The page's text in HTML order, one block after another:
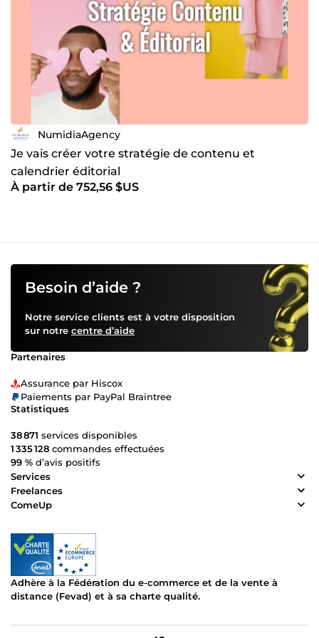
NumidiaAgency
Je vais créer votre stratégie de contenu et
calendrier éditorial
À partir de 752,56 $US
Besoin d’aide ?
Notre service clients est à votre disposition
sur notre centre d’aide
Partenaires
Assurance par Hiscox
Paiements par PayPal Braintree
Statistiques
38 871 services disponibles
1 335 128 commandes effectuées
99 % d’avis positifs
Services
Freelances
ComeUp
Adhère à la Fédération du e-commerce et de la vente à
distance (Fevad) et à sa charte qualité.